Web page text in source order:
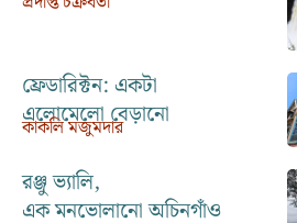
ফ্রেডারিক্টন: একটা
এলোমেলো বেড়ানো
কাকলি মজুমদার
রঞ্জু ভ্যালি,
এক মনভোলানো অচিনগাঁও